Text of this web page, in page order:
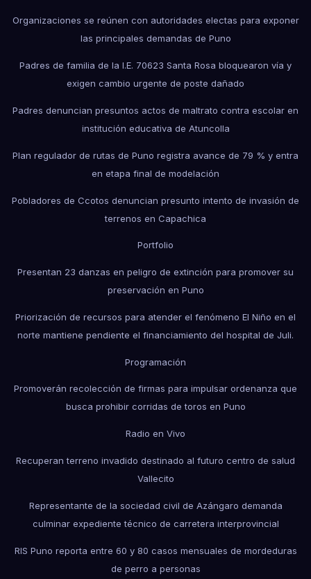
Organizaciones se reúnen con autoridades electas para exponer
las principales demandas de Puno
Padres de familia de la I.E. 70623 Santa Rosa bloquearon vía y
exigen cambio urgente de poste dañado
Padres denuncian presuntos actos de maltrato contra escolar en
institución educativa de Atuncolla
Plan regulador de rutas de Puno registra avance de 79 % y entra
en etapa final de modelación
Pobladores de Ccotos denuncian presunto intento de invasión de
terrenos en Capachica
Portfolio
Presentan 23 danzas en peligro de extinción para promover su
preservación en Puno
Priorización de recursos para atender el fenómeno El Niño en el
norte mantiene pendiente el financiamiento del hospital de Juli.
Programación
Promoverán recolección de firmas para impulsar ordenanza que
busca prohibir corridas de toros en Puno
Radio en Vivo
Recuperan terreno invadido destinado al futuro centro de salud
Vallecito
Representante de la sociedad civil de Azángaro demanda
culminar expediente técnico de carretera interprovincial
RIS Puno reporta entre 60 y 80 casos mensuales de mordeduras
de perro a personas